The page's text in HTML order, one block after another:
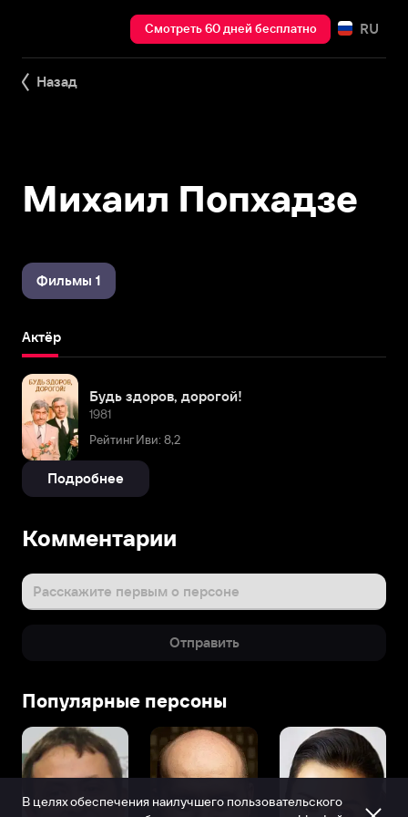
Смотреть 60 дней бесплатно RU
Назад
Михаил Попхадзе
Фильмы 1
Актёр
Будь здоров, дорогой!
1981
Рейтинг Иви: 8,2
Подробнее
Комментарии
Расскажите первым о персоне
Отправить
Популярные персоны
В целях обеспечения наилучшего пользовательского